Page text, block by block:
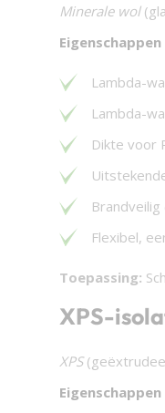
Minerale wol
Lambda-
Lambda-
Dikte voor
Brandveilig
Flexibel,
Toepassing:
XPS-
XPS
Eigenschappen